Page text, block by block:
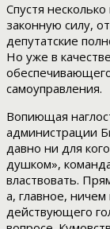
Спустя
законную силу,
депутатские
Но уже в
самоуправления.
Вопиющая
администрации
давно ни для
душком»,
властвовать.
а, главное,
действующего